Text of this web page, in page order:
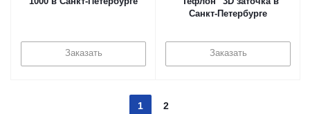
Заказать
Санкт-Петербурге
Заказать
1 2